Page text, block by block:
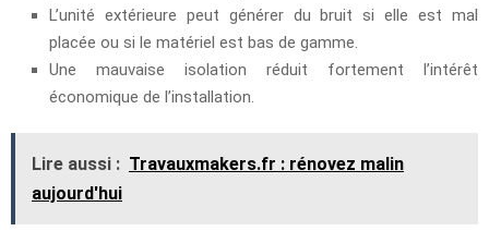
L’unité extérieure peut générer du bruit si elle est mal
placée ou si le matériel est bas de gamme.
Une mauvaise isolation réduit fortement l’intérêt
économique de l’installation.
Lire aussi : Travauxmakers.fr : rénovez malin
aujourd'hui